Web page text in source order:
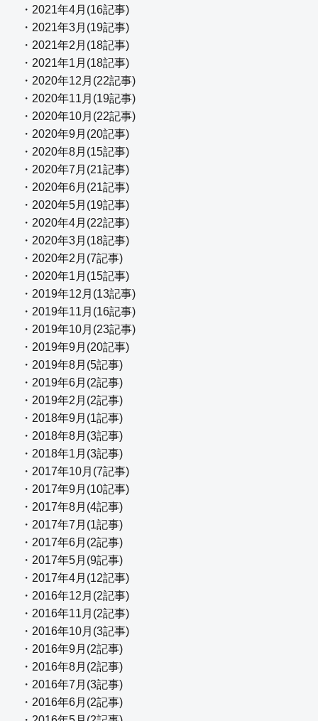
・2021年4月(16記事)
・2021年3月(19記事)
・2021年2月(18記事)
・2021年1月(18記事)
・2020年12月(22記事)
・2020年11月(19記事)
・2020年10月(22記事)
・2020年9月(20記事)
・2020年8月(15記事)
・2020年7月(21記事)
・2020年6月(21記事)
・2020年5月(19記事)
・2020年4月(22記事)
・2020年3月(18記事)
・2020年2月(7記事)
・2020年1月(15記事)
・2019年12月(13記事)
・2019年11月(16記事)
・2019年10月(23記事)
・2019年9月(20記事)
・2019年8月(5記事)
・2019年6月(2記事)
・2019年2月(2記事)
・2018年9月(1記事)
・2018年8月(3記事)
・2018年1月(3記事)
・2017年10月(7記事)
・2017年9月(10記事)
・2017年8月(4記事)
・2017年7月(1記事)
・2017年6月(2記事)
・2017年5月(9記事)
・2017年4月(12記事)
・2016年12月(2記事)
・2016年11月(2記事)
・2016年10月(3記事)
・2016年9月(2記事)
・2016年8月(2記事)
・2016年7月(3記事)
・2016年6月(2記事)